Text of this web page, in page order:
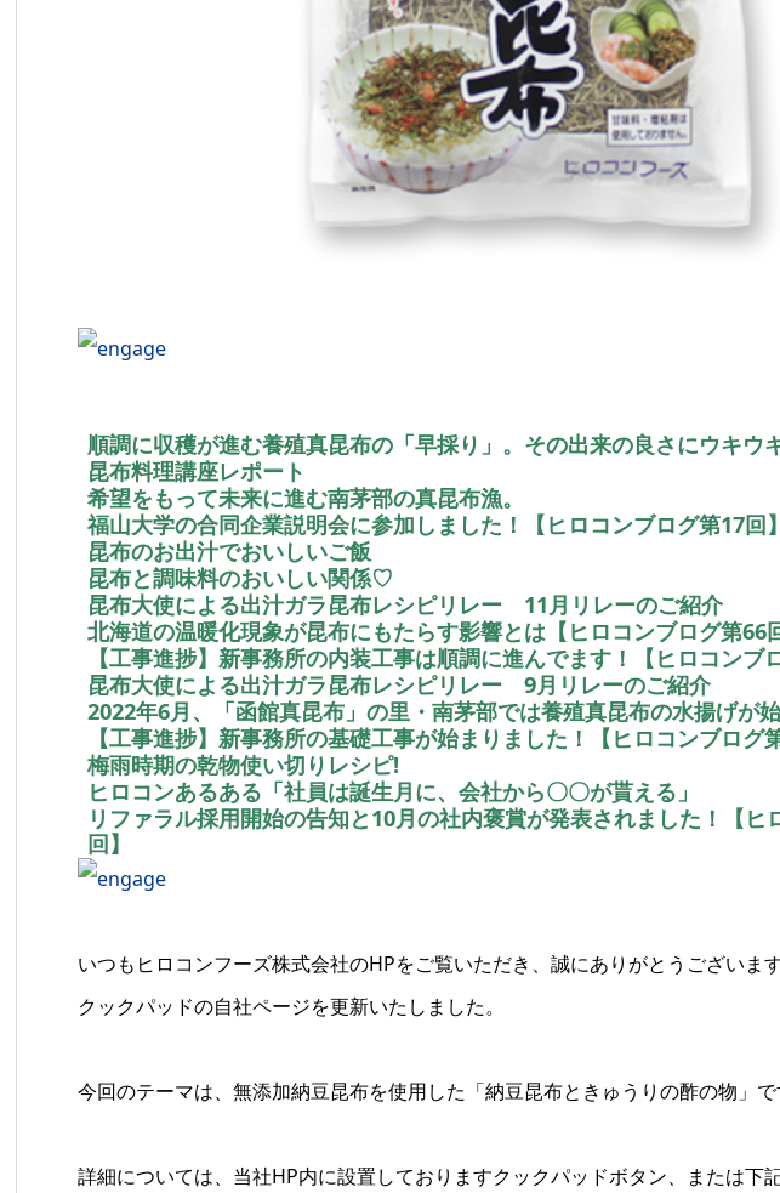
順調に収穫が進む養殖真昆布の「早採り」。その出来の良さにウキウ
昆布料理講座レポート
希望をもって未来に進む南茅部の真昆布漁。
福山大学の合同企業説明会に参加しました！【ヒロコンブログ第17回】
昆布のお出汁でおいしいご飯
昆布と調味料のおいしい関係♡
昆布大使による出汁ガラ昆布レシピリレー 11月リレーのご紹介
北海道の温暖化現象が昆布にもたらす影響とは【ヒロコンブログ第66回
【工事進捗】新事務所の内装工事は順調に進んでます！【ヒロコンブ
昆布大使による出汁ガラ昆布レシピリレー 9月リレーのご紹介
2022年6月、「函館真昆布」の里・南茅部では養殖真昆布の水揚げが始
【工事進捗】新事務所の基礎工事が始まりました！【ヒロコンブログ
梅雨時期の乾物使い切りレシピ!
ヒロコンあるある「社員は誕生月に、会社から〇〇が貰える」
リファラル採用開始の告知と10月の社内褒賞が発表されました！【ヒ
回】
いつもヒロコンフーズ株式会社のHPをご覧いただき、誠にありがとうございます
クックパッドの自社ページを更新いたしました。
今回のテーマは、無添加納豆昆布を使用した「納豆昆布ときゅうりの酢の物」で
詳細については、当社HP内に設置しておりますクックパッドボタン、または下